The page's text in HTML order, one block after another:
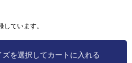
しています。
ズを選択してカートに入れる